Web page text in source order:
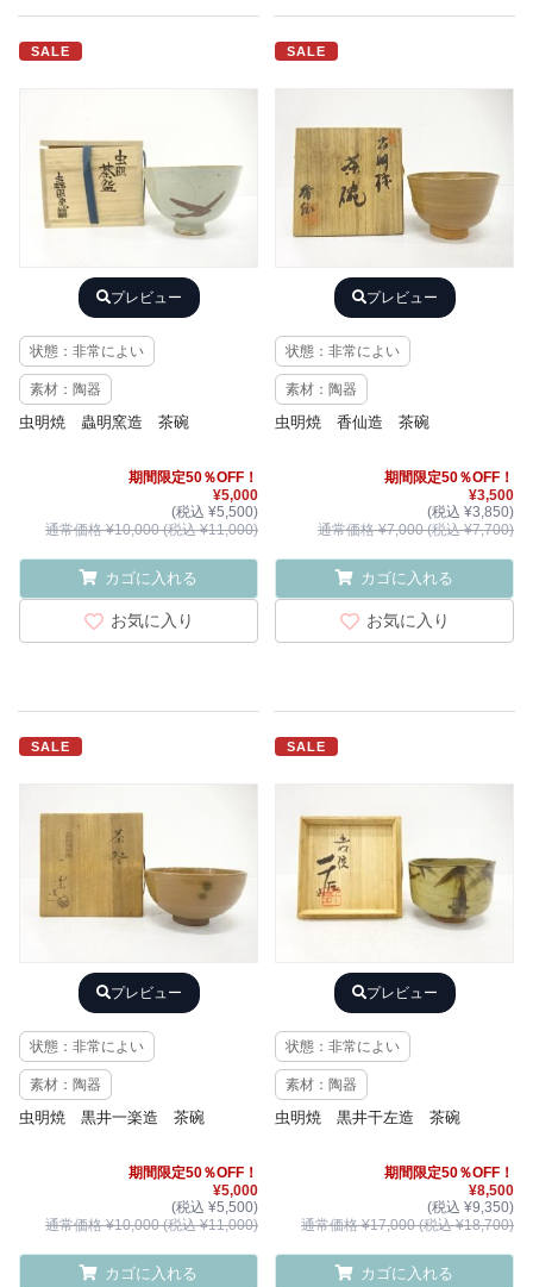
SALE
プレビュー
状態：非常によい
素材：陶器
虫明焼 蟲明窯造 茶碗
期間限定50％OFF！
¥5,000
(税込 ¥5,500)
通常価格 ¥10,000 (税込 ¥11,000)
カゴに入れる
お気に入り
SALE
プレビュー
状態：非常によい
素材：陶器
虫明焼 香仙造 茶碗
期間限定50％OFF！
¥3,500
(税込 ¥3,850)
通常価格 ¥7,000 (税込 ¥7,700)
カゴに入れる
お気に入り
SALE
プレビュー
状態：非常によい
素材：陶器
虫明焼 黒井一楽造 茶碗
期間限定50％OFF！
¥5,000
(税込 ¥5,500)
通常価格 ¥10,000 (税込 ¥11,000)
カゴに入れる
SALE
プレビュー
状態：非常によい
素材：陶器
虫明焼 黒井干左造 茶碗
期間限定50％OFF！
¥8,500
(税込 ¥9,350)
通常価格 ¥17,000 (税込 ¥18,700)
カゴに入れる